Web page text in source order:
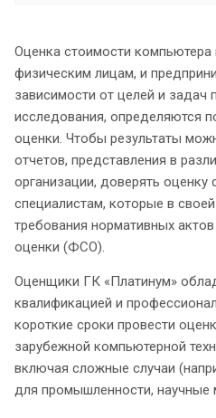
Оценка стоимости
физическим лицам, и
зависимости от целей и задач
исследования, определяются
оценки. Чтобы результаты
отчетов, представления в
организации, доверять
специалистам, которые в
требования нормативных
оценки (ФСО).
Оценщики ГК «Платинум»
квалификацией и
короткие сроки провести
зарубежной компьютерной
включая сложные случаи
для промышленности, научные